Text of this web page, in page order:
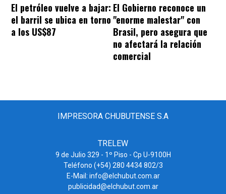
El petróleo vuelve a bajar:
el barril se ubica en torno
a los US$87
El Gobierno reconoce un
"enorme malestar" con
Brasil, pero asegura que
no afectará la relación
comercial
IMPRESORA CHUBUTENSE S.A
TRELEW
9 de Julio 329 - 1º Piso - Cp U-9100H
Teléfono (+54) 280 4434 802/3
E-Mail: info@elchubut.com.ar
publicidad@elchubut.com.ar